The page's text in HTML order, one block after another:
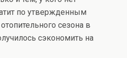
по утвержденным
сезона в
сэкономить на